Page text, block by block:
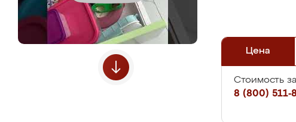
Цена
Стоимость
8 (800) 511-